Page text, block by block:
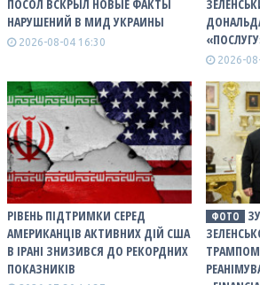
ПОСОЛ ВСКРЫЛ НОВЫЕ ФАКТЫ
НАРУШЕНИЙ В МИД УКРАИНЫ
2026-08-04 16:30
2026-
РІВЕНЬ ПІДТРИМКИ СЕРЕД
АМЕРИКАНЦІВ АКТИВНИХ ДІЙ США
В ІРАНІ ЗНИЗИВСЯ ДО РЕКОРДНИХ
ПОКАЗНИКІВ
ФОТО